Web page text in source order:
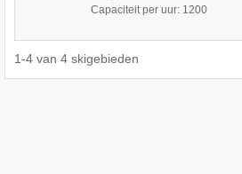
Capaciteit per uur: 1200
1-4 van 4 skigebieden